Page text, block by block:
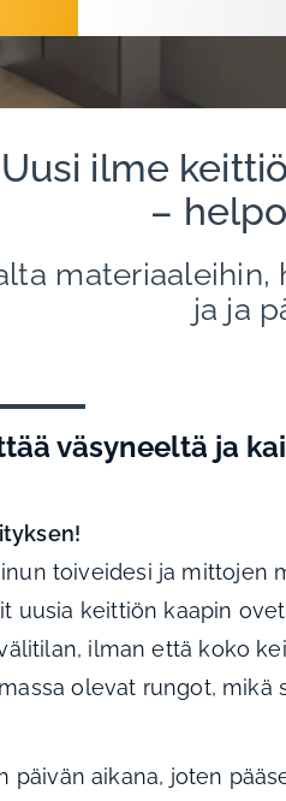
Uusi ilme
–
ja ja
väsyneeltä ja
toiveidesi ja mittojen
uusia keittiön kaapin
ilman että koko
olevat rungot, mikä
päivän aikana, joten